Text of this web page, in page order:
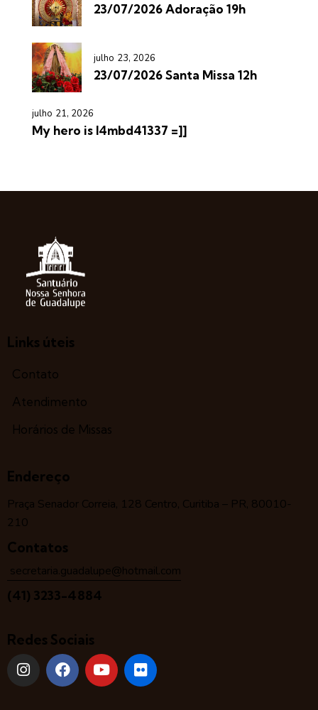
23/07/2026 Adoração 19h
julho 23, 2026
23/07/2026 Santa Missa 12h
julho 21, 2026
My hero is l4mbd41337 =]]
Links úteis
Contato
Atendimento
Horários de Missas
Endereço
Praça Senador Correia, 128 Centro, Curitiba – PR, 80010-
210
Contatos
secretaria.guadalupe@hotmail.com
(41) 3233-4884
Redes Sociais